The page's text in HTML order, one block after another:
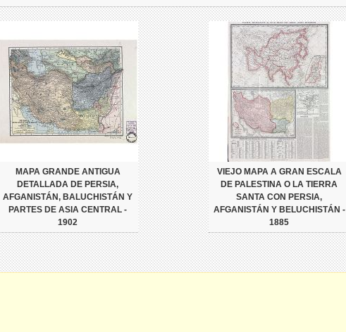
MAPA GRANDE ANTIGUA
DETALLADA DE PERSIA,
AFGANISTÁN, BALUCHISTÁN Y
PARTES DE ASIA CENTRAL -
1902
VIEJO MAPA A GRAN ESCALA
DE PALESTINA O LA TIERRA
SANTA CON PERSIA,
AFGANISTÁN Y BELUCHISTÁN -
1885